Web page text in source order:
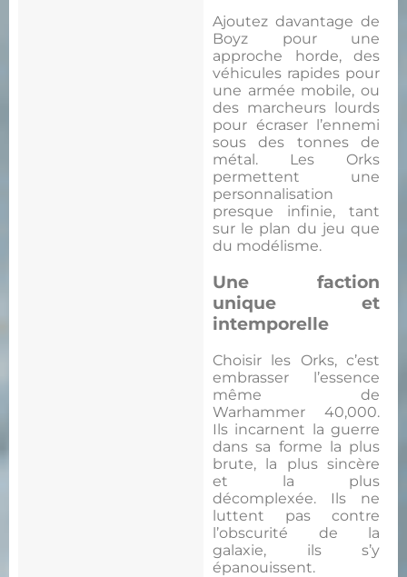
Ajoutez davantage de
Boyz pour une
approche horde, des
véhicules rapides pour
une armée mobile, ou
des marcheurs lourds
pour écraser l’ennemi
sous des tonnes de
métal. Les Orks
permettent une
personnalisation
presque infinie, tant
sur le plan du jeu que
du modélisme.
Une faction
unique et
intemporelle
Choisir les Orks, c’est
embrasser l’essence
même de
Warhammer 40,000.
Ils incarnent la guerre
dans sa forme la plus
brute, la plus sincère
et la plus
décomplexée. Ils ne
luttent pas contre
l’obscurité de la
galaxie, ils s’y
épanouissent.